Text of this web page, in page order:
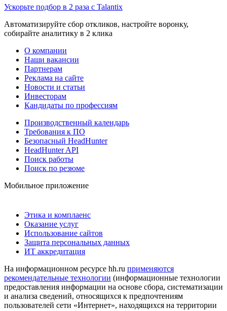
Ускорьте подбор в 2 раза с Talantix
Автоматизируйте сбор откликов, настройте воронку,
собирайте аналитику в 2 клика
О компании
Наши вакансии
Партнерам
Реклама на сайте
Новости и статьи
Инвесторам
Кандидаты по профессиям
Производственный календарь
Требования к ПО
Безопасный HeadHunter
HeadHunter API
Поиск работы
Поиск по резюме
Мобильное приложение
Этика и комплаенс
Оказание услуг
Использование сайтов
Защита персональных данных
ИТ аккредитация
На информационном ресурсе hh.ru применяются
рекомендательные технологии (информационные технологии
предоставления информации на основе сбора, систематизации
и анализа сведений, относящихся к предпочтениям
пользователей сети «Интернет», находящихся на территории